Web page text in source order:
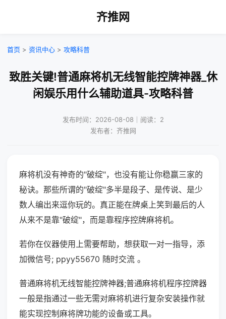
齐推网
首页 > 资讯中心 > 攻略科普
致胜关键!普通麻将机无线智能控牌神器_休
闲娱乐用什么辅助道具-攻略科普
发布时间：2026-08-08｜阅读：2
发布者：齐推网
麻将机没有神奇的"破绽"，也没有能让你稳赢三家的
秘诀。那些所谓的"破绽"多半是段子、是传说、是少
数人编出来逗你玩的。真正能在牌桌上笑到最后的人
从来不是靠"破绽"，而是靠程序控牌麻将机。
若你在仪器使用上需要帮助，想获取一对一指导，添
加微信号; ppyy55670 随时交流 。
普通麻将机无线智能控牌神器;普通麻将机程序控牌器
一般是指通过一些无需对麻将机进行复杂安装操作就
能实现控制麻将牌功能的设备或工具。